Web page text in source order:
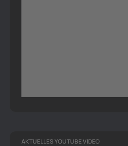
AKTUELLES YOUTUBE VIDEO